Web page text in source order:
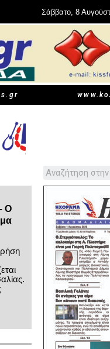
Σάββατο, 8
Ο